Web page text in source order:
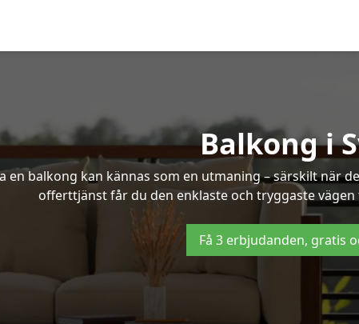
Balkong i
en balkong kan kännas som en utmaning – särskilt när
offerttjänst får du den enklaste och tryggaste
Få 3 erbjudanden, gratis